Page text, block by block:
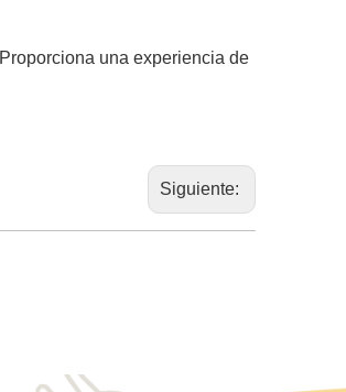
Proporciona una experiencia de
Siguiente: